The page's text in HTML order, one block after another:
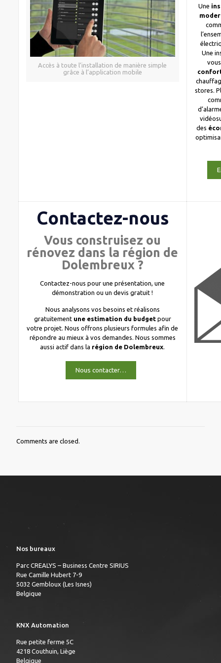
Accès à toute l’installation de manière simple
grâce à l’application mobile
Une
Une
stores.
des
Contactez-nous
Vous construisez ou
rénovez dans la région de
Dolembreux ?
Contactez-nous pour une présentation, une
démonstration ou un devis gratuit !
Nous analysons vos besoins et réalisons
gratuitement une estimation du budgetpour
votre projet. Nous offrons plusieurs formules afin de
répondre au mieux à vos demandes. Nous sommes
aussi actif dans la région de Dolembreux.
Nous contacter…
Comments are closed.
Nos bureaux
Parc CREALYS – Business Centre SIRIUS
Rue Camille Hubert 7-9
5032 Gembloux (Les Isnes)
Belgique
KNX Automation
Rue petite ferme 5C
4218 Couthuin, Liège
Belgique